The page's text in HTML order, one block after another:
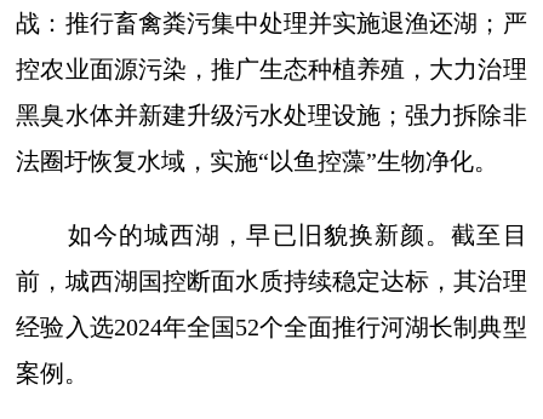
战：推行畜禽粪污集中处理并实施退渔还湖；严
控农业面源污染，推广生态种植养殖，大力治理
黑臭水体并新建升级污水处理设施；强力拆除非
法圈圩恢复水域，实施“以鱼控藻”生物净化。
如今的城西湖，早已旧貌换新颜。截至目
前，城西湖国控断面水质持续稳定达标，其治理
经验入选2024年全国52个全面推行河湖长制典型
案例。